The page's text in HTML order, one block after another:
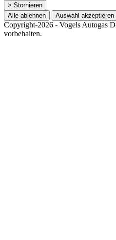
> Stornieren
Alle ablehnen
Auswahl akzeptieren
Copyright-2026 - Vogels Autogas
vorbehalten.